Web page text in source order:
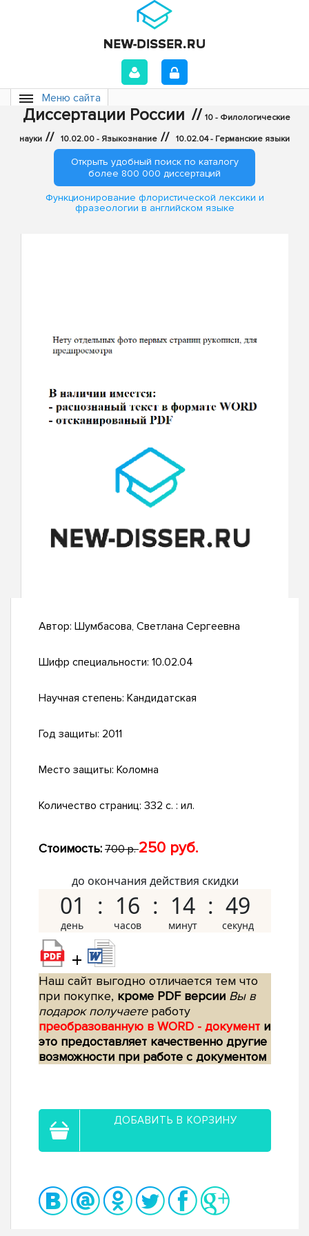
Меню сайта
Диссертации России // 10 - Филологические
науки // 10.02.00 - Языкознание // 10.02.04 - Германские языки
Открыть удобный поиск по каталогу
более 800 000 диссертаций
Функционирование флористической лексики и
фразеологии в английском языке
Автор: Шумбасова, Светлана Сергеевна
Шифр специальности: 10.02.04
Научная степень: Кандидатская
Год защиты: 2011
Место защиты: Коломна
Количество страниц: 332 с. : ил.
Стоимость: 700 р.250 руб.
до окончания действия скидки
01 16 14 48
+
Наш сайт выгодно отличается тем что
при покупке, кроме PDF версии Вы в
подарок получаетеработу
преобразованную в WORD - документ и
это предоставляет качественно другие
возможности при работе с документом
ДОБАВИТЬ В КОРЗИНУ